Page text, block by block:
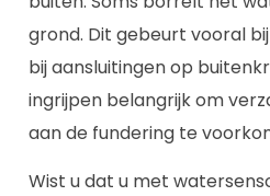
grond. Dit gebeurt vooral
bij aansluitingen op
ingrijpen belangrijk om
aan de fundering te
Wist u dat u met